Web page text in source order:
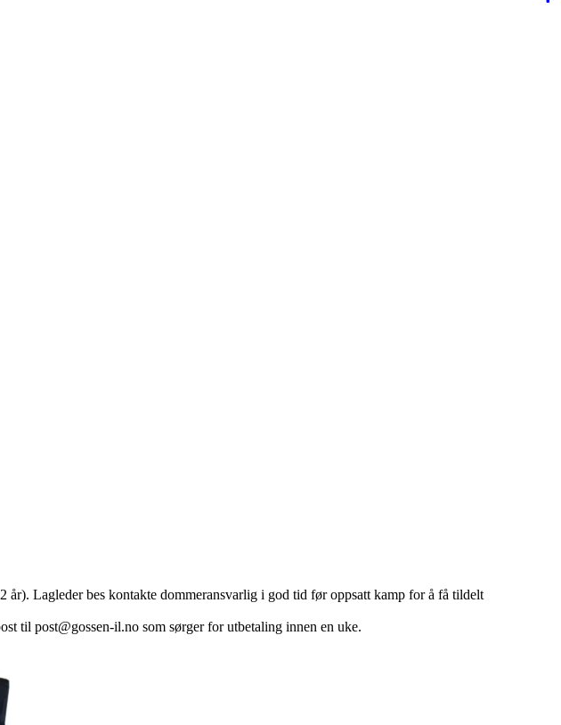
år). Lagleder bes kontakte dommeransvarlig i god tid før oppsatt kamp for å få tildelt
til post@gossen-il.no som sørger for utbetaling innen en uke.